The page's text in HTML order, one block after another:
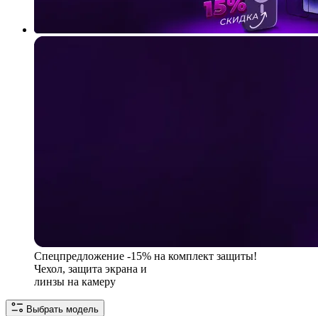
Спецпредложение -15% на комплект защиты!
Чехол, защита экрана и
линзы на камеру
Выбрать модель